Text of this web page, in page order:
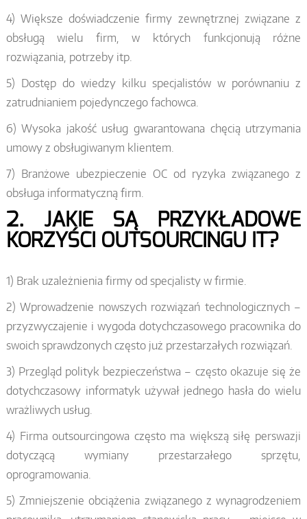
4) Większe doświadczenie firmy zewnętrznej związane z
obsługą wielu firm, w których funkcjonują różne
rozwiązania, potrzeby itp.
5) Dostęp do wiedzy kilku specjalistów w porównaniu z
zatrudnianiem pojedynczego fachowca.
6) Wysoka jakość usług gwarantowana chęcią utrzymania
umowy z obsługiwanym klientem.
7) Branżowe ubezpieczenie OC od ryzyka związanego z
obsługa informatyczną firm.
2. JAKIE SĄ PRZYKŁADOWE
KORZYŚCI OUTSOURCINGU IT?
1) Brak uzależnienia firmy od specjalisty w firmie.
2) Wprowadzenie nowszych rozwiązań technologicznych –
przyzwyczajenie i wygoda dotychczasowego pracownika do
swoich sprawdzonych często już przestarzałych rozwiązań.
3) Przegląd polityk bezpieczeństwa – często okazuje się że
dotychczasowy informatyk używał jednego hasła do wielu
wrażliwych usług.
4) Firma outsourcingowa często ma większą siłę perswazji
dotyczącą wymiany przestarzałego sprzętu,
oprogramowania.
5) Zmniejszenie obciążenia związanego z wynagrodzeniem